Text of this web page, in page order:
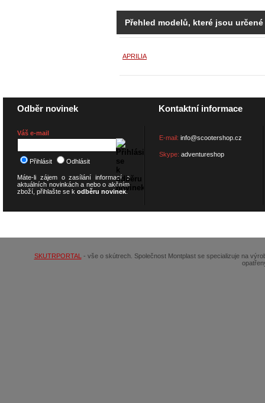
Přehled modelů, které jsou
APRILIA
Odběr novinek
Váš e-mail
Přihlásit Odhlásit
Máte-li zájem o zasílání informací o
aktuálních novinkách a nebo o akčním
zboží, přihlašte se k odběru novinek.
Kontaktní informace
E-mail: info@scootershop.cz
Skype: adventureshop
SKUTRPORTAL - vše o skútrech. Společnost Montplast se specializuje na